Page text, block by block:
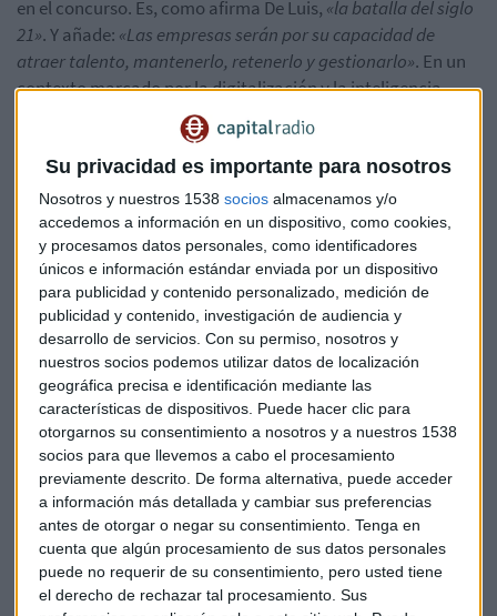
Su privacidad es importante para nosotros
Nosotros y nuestros 1538 socios almacenamos y/o
accedemos a información en un dispositivo, como cookies,
y procesamos datos personales, como identificadores
únicos e información estándar enviada por un dispositivo
para publicidad y contenido personalizado, medición de
publicidad y contenido, investigación de audiencia y
desarrollo de servicios. Con su permiso, nosotros y
nuestros socios podemos utilizar datos de localización
geográfica precisa e identificación mediante las
características de dispositivos. Puede hacer clic para
otorgarnos su consentimiento a nosotros y a nuestros 1538
socios para que llevemos a cabo el procesamiento
previamente descrito. De forma alternativa, puede acceder
a información más detallada y cambiar sus preferencias
antes de otorgar o negar su consentimiento. Tenga en
cuenta que algún procesamiento de sus datos personales
puede no requerir de su consentimiento, pero usted tiene
el derecho de rechazar tal procesamiento. Sus
en el concurso. Es, como afirma De Luis, «la batalla del siglo
21». Y añade: «Las empresas serán por su capacidad de
atraer talento, mantenerlo, retenerlo y gestionarlo». En un
contexto marcado por la digitalización y la inteligencia
artificial, el talento se convierte en eje estratégico:
talento en el eje de nuestra gestión es más necesario que
nunca»
Microrrelatos: emoción en 100 palabras
Jesús Navarro, ganador y finalista en varias ediciones,
explica la esencia del género:«Todo lo que yo escribo, en el
fondo voy buscando una emoción… crear una emoción en
las personas y que piensen». Para él, la frase mensual es un
detonante creativo:«La frase es un disparador… hace que la
mente empiece a imaginar de qué quieres escribir»
Jesús Navarro autor: "Todo lo que yo
escribo, en el fondo voy buscando una
emoción...."
Su método es peculiar y revelador:«Yo siempre pongo el
final, la última frase y el título, y a partir de ahí monto la
historia». Y reconoce que, en realidad, escribe desde un